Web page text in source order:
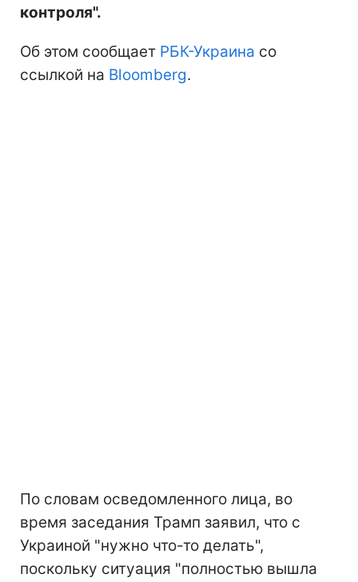
контроля".
Об этом сообщает РБК-Украина со
ссылкой на Bloomberg.
По словам осведомленного лица, во
время заседания Трамп заявил, что с
Украиной "нужно что-то делать",
поскольку ситуация "полностью вышла